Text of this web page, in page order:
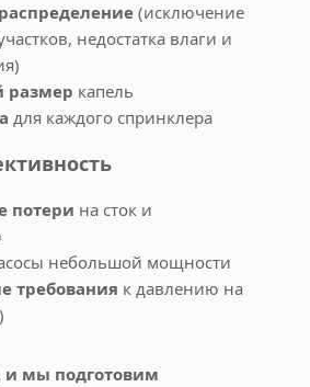
(исключение
недостатка влаги и
размер капель
для каждого спринклера
потери на сток и
небольшой мощности
требования к давлению на
и мы подготовим